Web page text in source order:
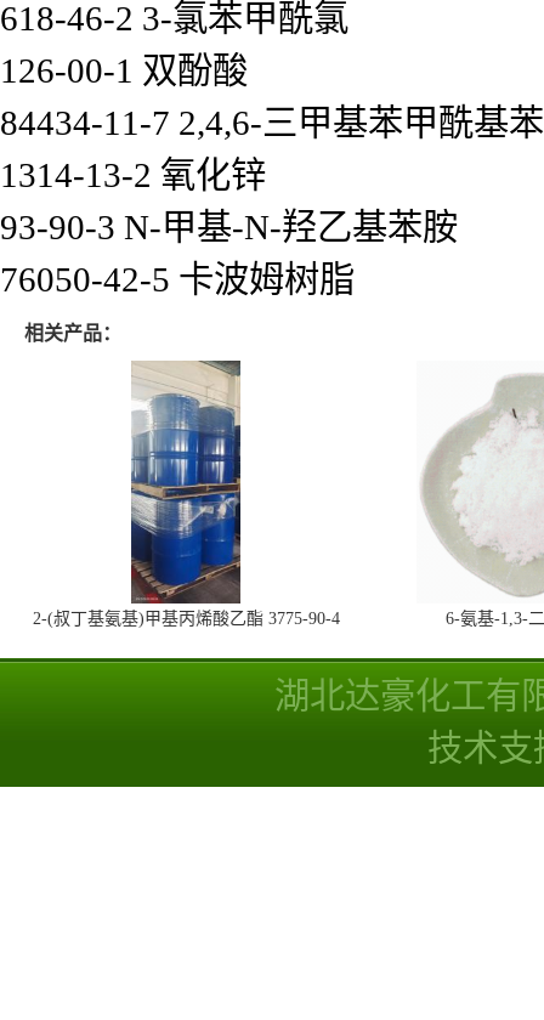
618-46-2 3-氯苯甲酰氯
126-00-1 双酚酸
84434-11-7 2,4,6-三甲基苯甲酰基
1314-13-2 氧化锌
93-90-3 N-甲基-N-羟乙基苯胺
76050-42-5 卡波姆树脂
相关产品：
2-(叔丁基氨基)甲基丙烯酸乙酯 3775-90-4 6-氨基-1,3-
湖北达豪化工有
技术